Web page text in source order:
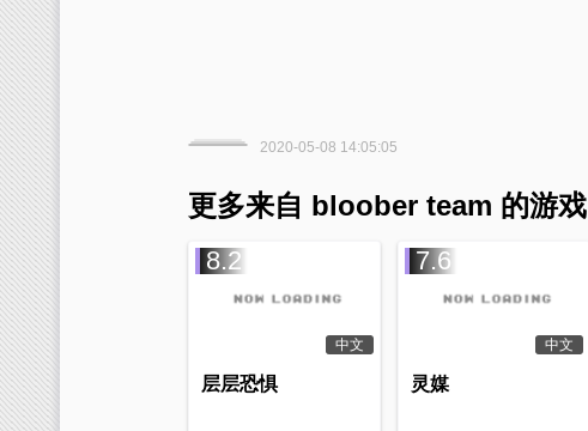
2020-05-08 14:05:05
更多来自 bloober team 的游戏
8.2
中文
层层恐惧
7.6
中文
灵媒